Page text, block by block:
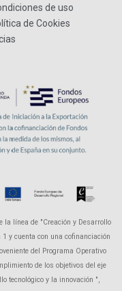
de uso
de Cookies
la línea de "Creación y Desarrollo
y cuenta con una cofinanciación
del Programa Operativo
de los objetivos del eje
tecnológico y la innovación ",